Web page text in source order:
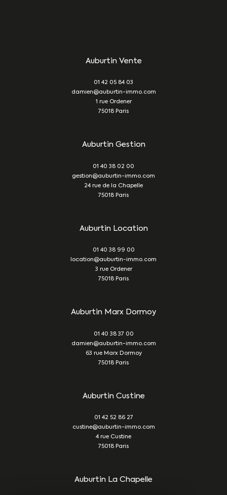
Auburtin Vente
01 42 05 84 03
damien@auburtin-immo.com
1 rue Ordener
75018
Paris
Auburtin Gestion
01 40 38 02 00
gestion@auburtin-immo.com
24 rue de la Chapelle
75018
Paris
Auburtin Location
01 40 38 99 00
location@auburtin-immo.com
3 rue Ordener
75018
Paris
Auburtin Marx Dormoy
01 40 38 37 00
damien@auburtin-immo.com
63 rue Marx Dormoy
75018
Paris
Auburtin Custine
01 42 52 86 27
custine@auburtin-immo.com
4 rue Custine
75018
Paris
Auburtin La Chapelle